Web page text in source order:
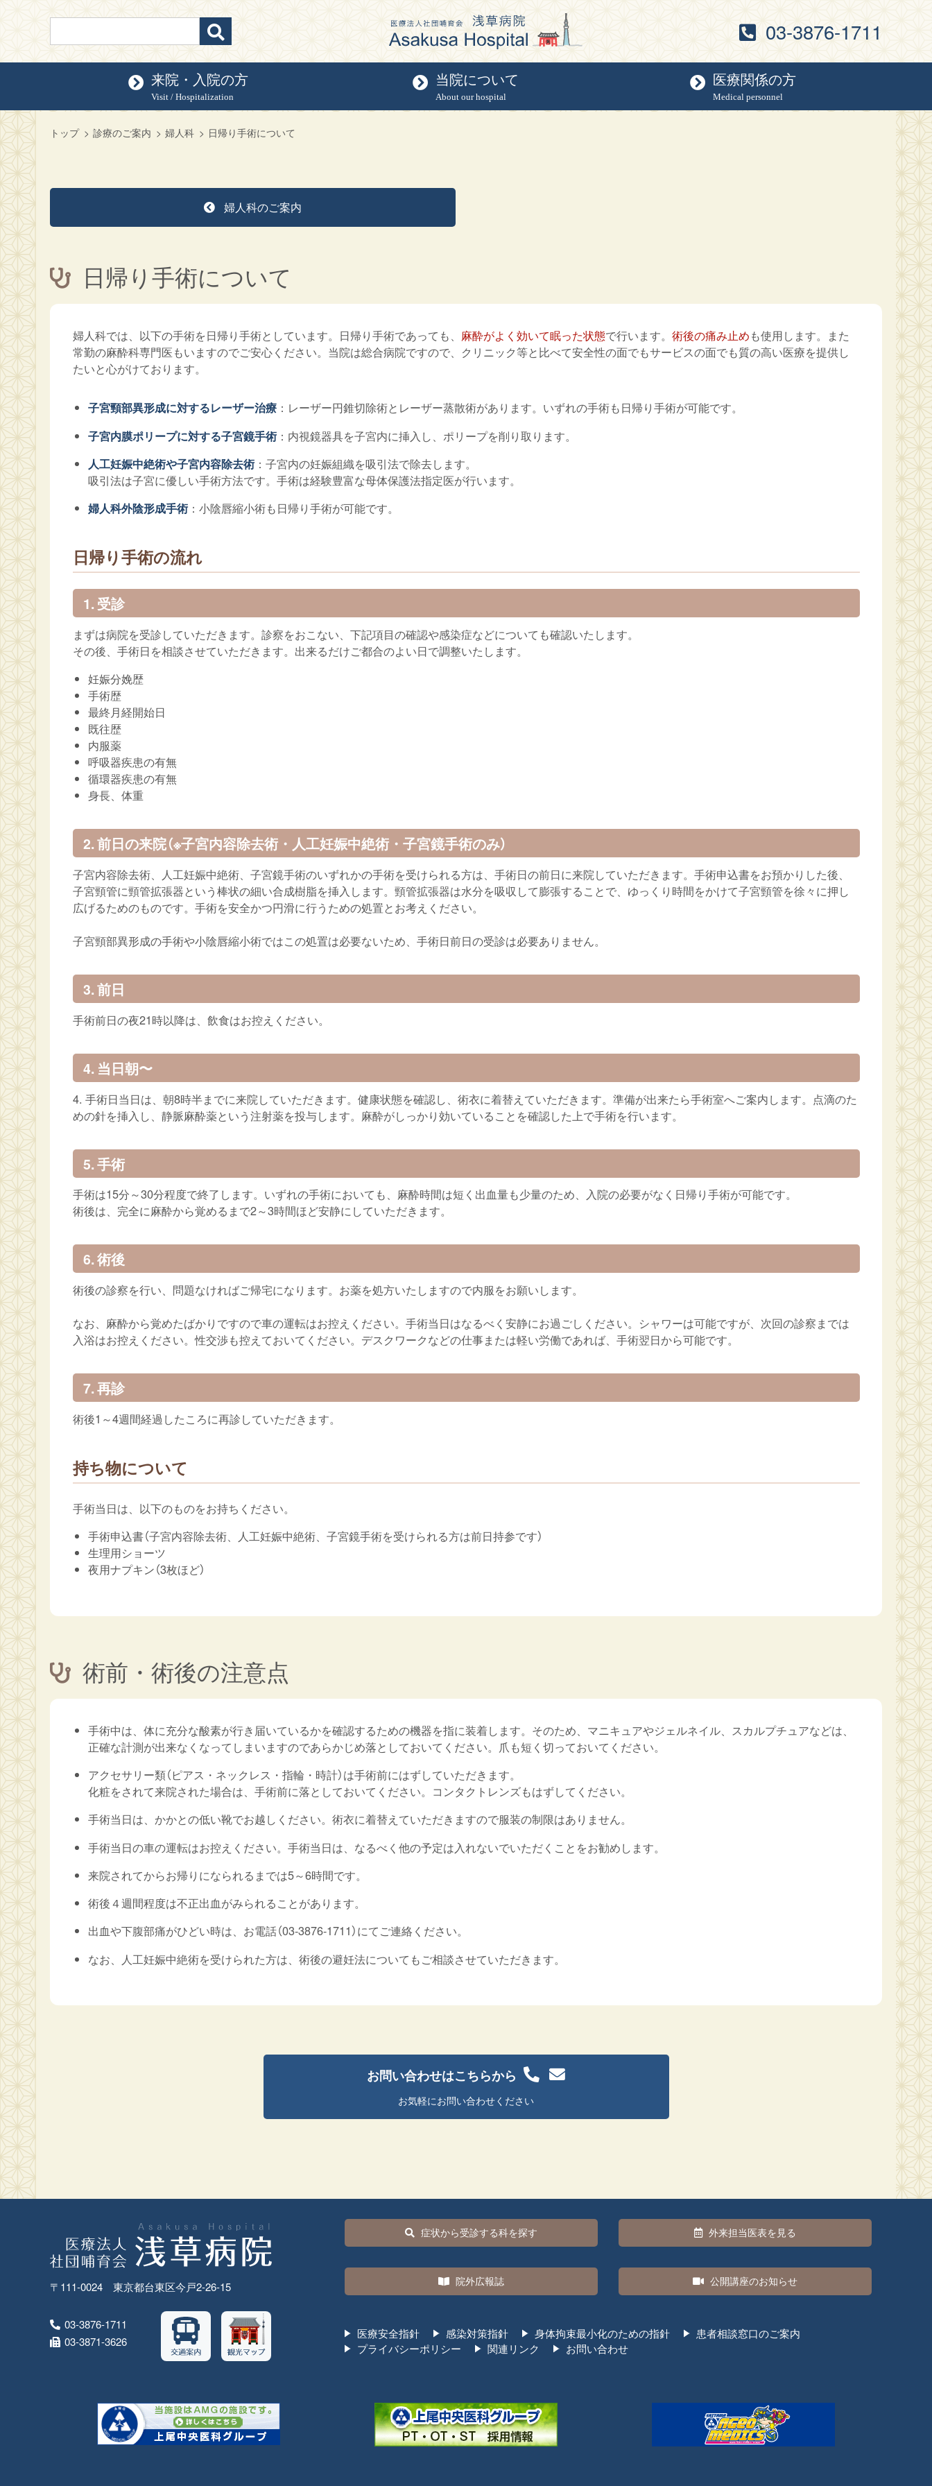
03-3876-1711
来院・入院の方
Visit / Hospitalization
当院について
About our hospital
医療関係の方
Medical personnel
トップ 診療のご案内 婦人科 日帰り手術について
婦人科のご案内
日帰り手術について
婦人科では、以下の手術を日帰り手術としています。日帰り手術であっても、 麻酔がよく効いて眠った状態で行います。 術後の痛み止めも使用します。また
常勤の麻酔科専門医もいますのでご安心ください。当院は総合病院ですので、クリニック等と比べて安全性の面でもサービスの面でも質の高い医療を提供し
たいと心がけております。
子宮頸部異形成に対するレーザー治療 ：レーザー円錐切除術とレーザー蒸散術があります。いずれの手術も日帰り手術が可能です。
子宮内膜ポリープに対する子宮鏡手術 ：内視鏡器具を子宮内に挿入し、ポリープを削り取ります。
人工妊娠中絶術や子宮内容除去術 ：子宮内の妊娠組織を吸引法で除去します。
吸引法は子宮に優しい手術方法です。手術は経験豊富な母体保護法指定医が行います。
婦人科外陰形成手術 ：小陰唇縮小術も日帰り手術が可能です。
日帰り手術の流れ
1. 受診
まずは病院を受診していただきます。診察をおこない、下記項目の確認や感染症などについても確認いたします。
その後、手術日を相談させていただきます。出来るだけご都合のよい日で調整いたします。
妊娠分娩歴
手術歴
最終月経開始日
既往歴
内服薬
呼吸器疾患の有無
循環器疾患の有無
身長、体重
2. 前日の来院（※子宮内容除去術・人工妊娠中絶術・子宮鏡手術のみ）
子宮内容除去術、人工妊娠中絶術、子宮鏡手術のいずれかの手術を受けられる方は、手術日の前日に来院していただきます。手術申込書をお預かりした後、
子宮頸管に頸管拡張器という棒状の細い合成樹脂を挿入します。頸管拡張器は水分を吸収して膨張することで、ゆっくり時間をかけて子宮頸管を徐々に押し
広げるためのものです。手術を安全かつ円滑に行うための処置とお考えください。
子宮頸部異形成の手術や小陰唇縮小術ではこの処置は必要ないため、手術日前日の受診は必要ありません。
3. 前日
手術前日の夜21時以降は、飲食はお控えください。
4. 当日朝〜
4. 手術日当日は、朝8時半までに来院していただきます。健康状態を確認し、術衣に着替えていただきます。準備が出来たら手術室へご案内します。点滴のた
めの針を挿入し、静脈麻酔薬という注射薬を投与します。麻酔がしっかり効いていることを確認した上で手術を行います。
5. 手術
手術は15分～30分程度で終了します。いずれの手術においても、麻酔時間は短く出血量も少量のため、入院の必要がなく日帰り手術が可能です。
術後は、完全に麻酔から覚めるまで2～3時間ほど安静にしていただきます。
6. 術後
術後の診察を行い、問題なければご帰宅になります。お薬を処方いたしますので内服をお願いします。
なお、麻酔から覚めたばかりですので車の運転はお控えください。手術当日はなるべく安静にお過ごしください。シャワーは可能ですが、次回の診察までは
入浴はお控えください。性交渉も控えておいてください。デスクワークなどの仕事または軽い労働であれば、手術翌日から可能です。
7. 再診
術後1～4週間経過したころに再診していただきます。
持ち物について
手術当日は、以下のものをお持ちください。
手術申込書（子宮内容除去術、人工妊娠中絶術、子宮鏡手術を受けられる方は前日持参です）
生理用ショーツ
夜用ナプキン（3枚ほど）
術前・術後の注意点
手術中は、体に充分な酸素が行き届いているかを確認するための機器を指に装着します。そのため、マニキュアやジェルネイル、スカルプチュアなどは、
正確な計測が出来なくなってしまいますのであらかじめ落としておいてください。爪も短く切っておいてください。
アクセサリー類（ピアス・ネックレス・指輪・時計）は手術前にはずしていただきます。
化粧をされて来院された場合は、手術前に落としておいてください。コンタクトレンズもはずしてください。
手術当日は、かかとの低い靴でお越しください。術衣に着替えていただきますので服装の制限はありません。
手術当日の車の運転はお控えください。手術当日は、なるべく他の予定は入れないでいただくことをお勧めします。
来院されてからお帰りになられるまでは5～6時間です。
術後４週間程度は不正出血がみられることがあります。
出血や下腹部痛がひどい時は、お電話（03-3876-1711）にてご連絡ください。
なお、人工妊娠中絶術を受けられた方は、術後の避妊法についてもご相談させていただきます。
お問い合わせはこちらから
お気軽にお問い合わせください
〒111-0024 東京都台東区今戸2-26-15
03-3876-1711
03-3871-3626
症状から受診する科を探す 外来担当医表を見る
院外広報誌 公開講座のお知らせ
医療安全指針 感染対策指針 身体拘束最小化のための指針
患者相談窓口のご案内
プライバシーポリシー
関連リンク お問い合わせ